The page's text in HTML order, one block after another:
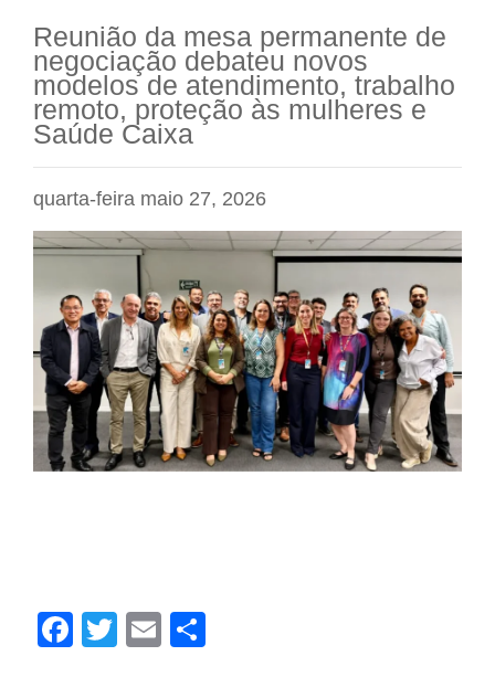
Reunião da mesa permanente de
negociação debateu novos
modelos de atendimento, trabalho
remoto, proteção às mulheres e
Saúde Caixa
quarta-feira maio 27, 2026
Facebook
Twitter
Email